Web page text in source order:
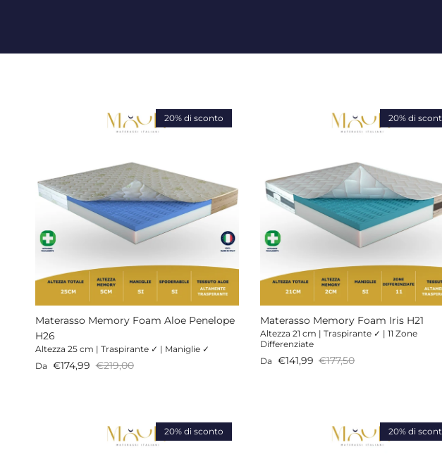
20% di sconto
Materasso Memory Foam Aloe Penelope
H26
Altezza 25 cm | Traspirante ✓ | Maniglie ✓
Prezzo di vendita
Da €174,99 Prezzo normale
€219,00
20% di
Materasso Memory Foam Iris H21
Altezza 21 cm | Traspirante ✓ | 11 Zone
Differenziate
Prezzo di vendita
Da €141,99 Prezzo normale
€177,50
20% di sconto 20% di